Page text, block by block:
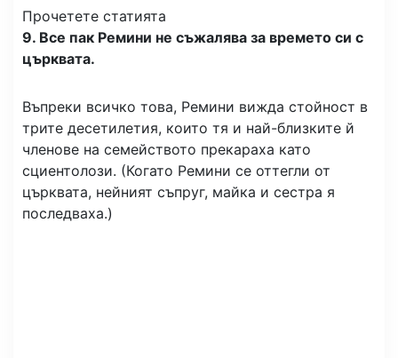
Прочетете статията
9. Все пак Ремини не съжалява за времето си с
църквата.
Въпреки всичко това, Ремини вижда стойност в
трите десетилетия, които тя и най-близките й
членове на семейството прекараха като
сциентолози. (Когато Ремини се оттегли от
църквата, нейният съпруг, майка и сестра я
последваха.)